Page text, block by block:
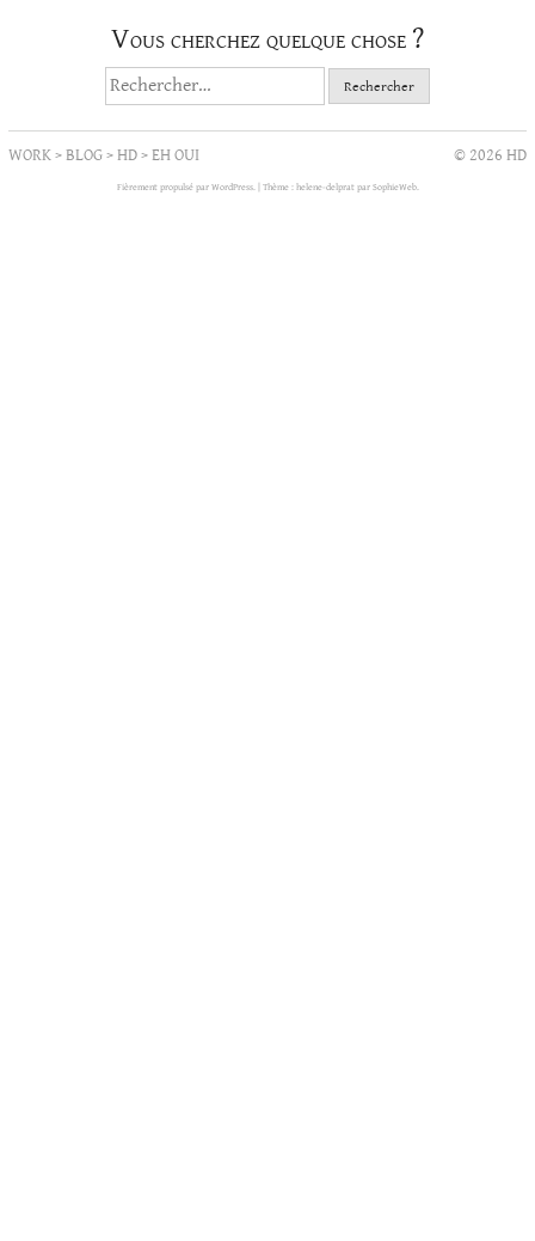
Vous cherchez quelque chose ?
Rechercher :
WORK>BLOG>HD>EH OUI © 2026 HD
Fièrement propulsé par WordPress. Thème : helene-delprat par SophieWeb.